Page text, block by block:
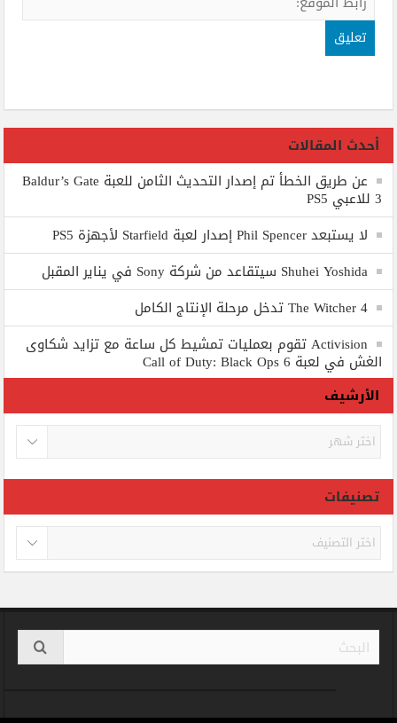
أحدث المقالات
عن طريق الخطأ تم إصدار التحديث الثامن للعبة Baldur’s Gate
3 للاعبي PS5
لا يستبعد Phil Spencer إصدار لعبة Starfield لأجهزة PS5
Shuhei Yoshida سيتقاعد من شركة Sony في يناير المقبل
The Witcher 4 تدخل مرحلة الإنتاج الكامل
Activision تقوم بعمليات تمشيط كل ساعة مع تزايد شكاوى
الغش في لعبة Call of Duty: Black Ops 6
الأرشيف
الأرشيف
تصنيفات
تصنيفات